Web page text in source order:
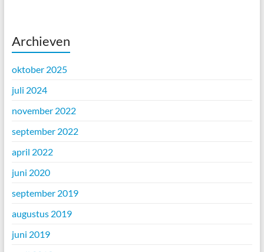
Archieven
oktober 2025
juli 2024
november 2022
september 2022
april 2022
juni 2020
september 2019
augustus 2019
juni 2019